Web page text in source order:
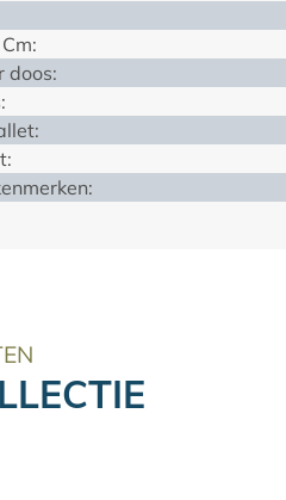
doos: